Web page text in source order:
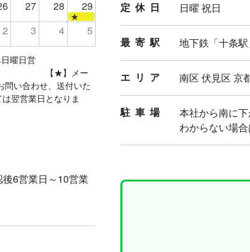
27 28 29
★
2 3 4 5
曜日営
】メー
問い合わせ、送付いた
翌営業日となりま
6営業日～10営業
定休日 日曜 祝日
最寄駅 地下鉄「十条
エリア 南区 伏見区 京
駐車場
本社から南に
わからない場